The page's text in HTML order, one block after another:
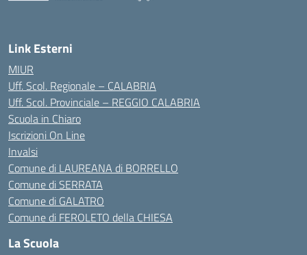
Link Esterni
MIUR
Uff. Scol. Regionale – CALABRIA
Uff. Scol. Provinciale – REGGIO CALABRIA
Scuola in Chiaro
Iscrizioni On Line
Invalsi
Comune di LAUREANA di BORRELLO
Comune di SERRATA
Comune di GALATRO
Comune di FEROLETO della CHIESA
La Scuola